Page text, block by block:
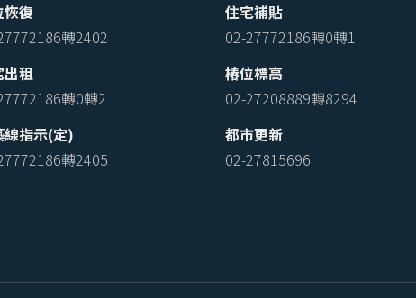
復
轉2402
住宅補貼
02-27772186轉0轉1
出租
轉0轉2
椿位標高
02-27208889轉8294
線指示(定)
轉2405
都市更新
02-27815696